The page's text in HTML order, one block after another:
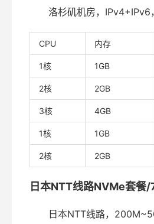
洛杉矶机房，IPv4+IPv6
CPU 内存
1核 1GB
2核 2GB
3核 4GB
1核 1GB
2核 2GB
日本NTT线路NVMe套餐/
日本NTT线路，